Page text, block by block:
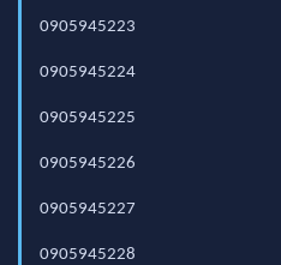
0905945223
0905945224
0905945225
0905945226
0905945227
0905945228